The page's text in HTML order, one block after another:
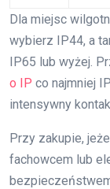
Dla miejsc
wybierz IP44, a
IP65 lub wyżej.
o IP co najmniej
intensywny
Przy zakupie,
fachowcem lub